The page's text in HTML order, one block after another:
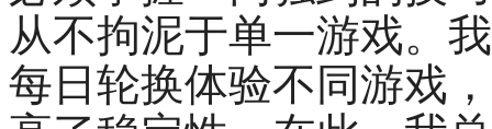
从不拘泥于单一游戏。
每日轮换体验不同游戏